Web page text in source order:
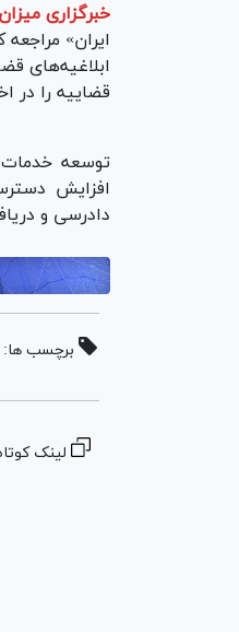
خبرگزاری میزان
ایران»
ابلاغیه‌های
قضاییه را در
توسعه خدمات
افزایش
دادرسی و
برچسب ها:
لینک